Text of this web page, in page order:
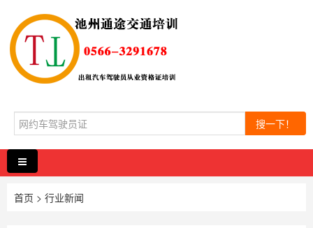
搜一下！
首页 > 行业新闻